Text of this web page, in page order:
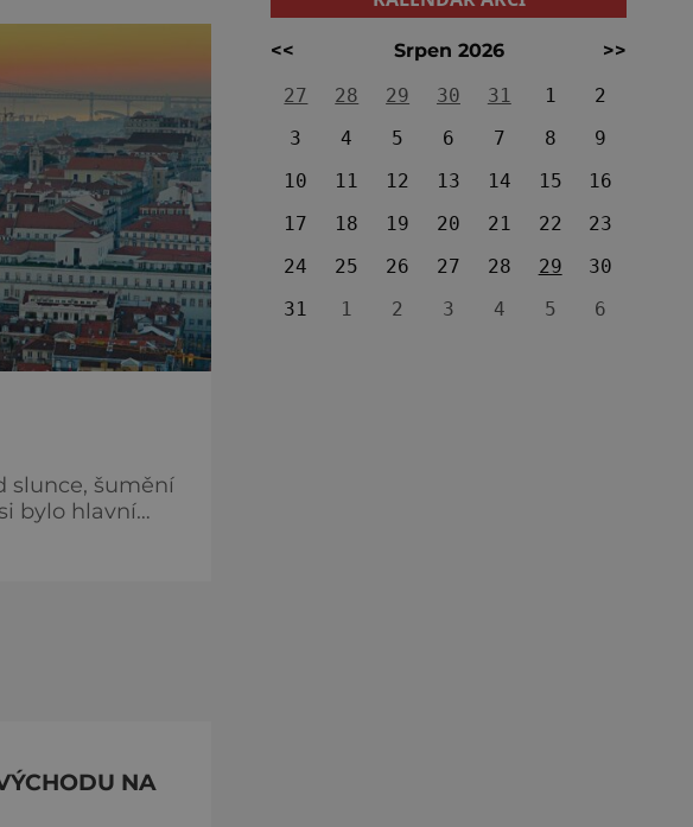
slunce, šumění
bylo hlavní
živou
NA
<< Srpen 2026
>>
27
28 29 30 31 1
2
3
4 5 6 7 8
9
10
11 12 13 14 15
16
17
18 19 20 21 22
23
24
25 26 27 28 29
30
31
1 2 3 4 5 6